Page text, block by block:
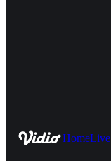
HomeLive